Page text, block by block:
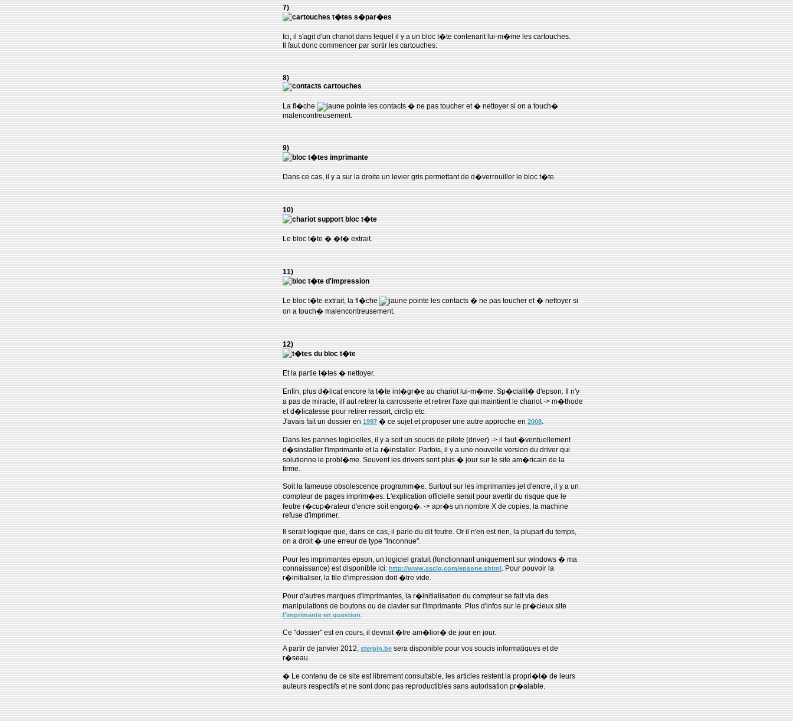
7)
Ici, il s'agit d'un chariot dans lequel il y a un bloc t�te contenant lui-m�me les cartouches.
Il faut donc commencer par sortir les cartouches:
8)
La fl�che
pointe les contacts � ne pas toucher et � nettoyer si on a touch�
malencontreusement.
9)
Dans ce cas, il y a sur la droite un levier gris permettant de d�verrouiller le bloc t�te.
10)
Le bloc t�te � �t� extrait.
11)
Le bloc t�te extrait, la fl�che
pointe les contacts � ne pas toucher et � nettoyer si
on a touch� malencontreusement.
12)
Et la partie t�tes � nettoyer.
Enfin, plus d�licat encore la t�te int�gr�e au chariot lui-m�me. Sp�cialit� d'epson. Il n'y
a pas de miracle, ilf aut retirer la carrosserie et retirer l'axe qui maintient le chariot -> m�thode
et d�licatesse pour retirer ressort, circlip etc.
J'avais fait un dossier en1997� ce sujet et proposer une autre approche en2008.
Dans les pannes logicielles, il y a soit un soucis de pilote (driver) -> il faut �ventuellement
d�sinstaller l'imprimante et la r�installer. Parfois, il y a une nouvelle version du driver qui
solutionne le probl�me. Souvent les drivers sont plus � jour sur le site am�ricain de la
firme.
Soit la fameuse obsolescence programm�e. Surtout sur les imprimantes jet d'encre, il y a un
compteur de pages imprim�es. L'explication officielle serait pour avertir du risque que le
feutre r�cup�rateur d'encre soit engorg�. -> apr�s un nombre X de copies, la machine
refuse d'imprimer.
Il serait logique que, dans ce cas, il parle du dit feutre. Or il n'en est rien, la plupart du temps,
on a droit � une erreur de type "inconnue".
Pour les imprimantes epson, un logiciel gratuit (fonctionnant uniquement sur windows � ma
connaissance) est disponible ici:http://www.ssclg.com/epsone.shtml. Pour pouvoir la
r�initialiser, la file d'impression doit �tre vide.
Pour d'autres marques d'imprimantes, la r�initialisation du compteur se fait via des
manipulations de boutons ou de clavier sur l'imprimante. Plus d'infos sur le pr�cieux site
l'imprimante en question.
Ce "dossier" est en cours, il devrait �tre am�lior� de jour en jour.
A partir de janvier 2012,sterpin.besera disponible pour vos soucis informatiques et de
r�seau.
� Le contenu de ce site est librement consultable, les articles restent la propri�t� de leurs
auteurs respectifs et ne sont donc pas reproductibles sans autorisation pr�alable.